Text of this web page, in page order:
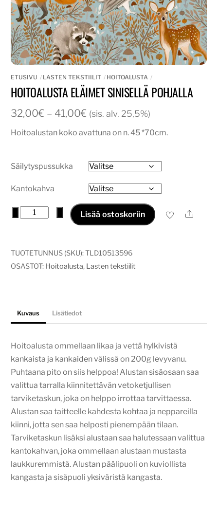
ETUSIVU LASTEN TEKSTIILIT HOITOALUSTA
HOITOALUSTA ELÄIMET SINISELLÄ POHJALLA
32,00€ – 41,00€ Hintaluokka:
-
(sis. alv. 25,5%)
Hoitoalustan koko avattuna on n. 45 *70cm.
Säilytyspussukka
Kantokahva
Hoitoalusta
pohjalla
määrä
Lisää ostoskoriin Ale
TUOTETUNNUS (SKU):TLD10513596
OSASTOT: Hoitoalusta, Lasten tekstiilit
Kuvaus Lisätiedot
Hoitoalusta ommellaan likaa ja vettä hylkivistä
kankaista ja kankaiden välissä on 200g levyvanu.
Puhtaana pito on siis helppoa! Alustan sisäosaan saa
valittua tarralla kiinnitettävän vetoketjullisen
tarviketaskun, joka on helppo irrottaa tarvittaessa.
Alustan saa taitteelle kahdesta kohtaa ja neppareilla
kiinni, jotta sen saa helposti pienempään tilaan.
Tarviketaskun lisäksi alustaan saa halutessaan valittua
kantokahvan, joka ommellaan alustaan mustasta
laukkuremmistä. Alustan päälipuoli on kuviollista
kangasta ja sisäpuoli yksiväristä kangasta.